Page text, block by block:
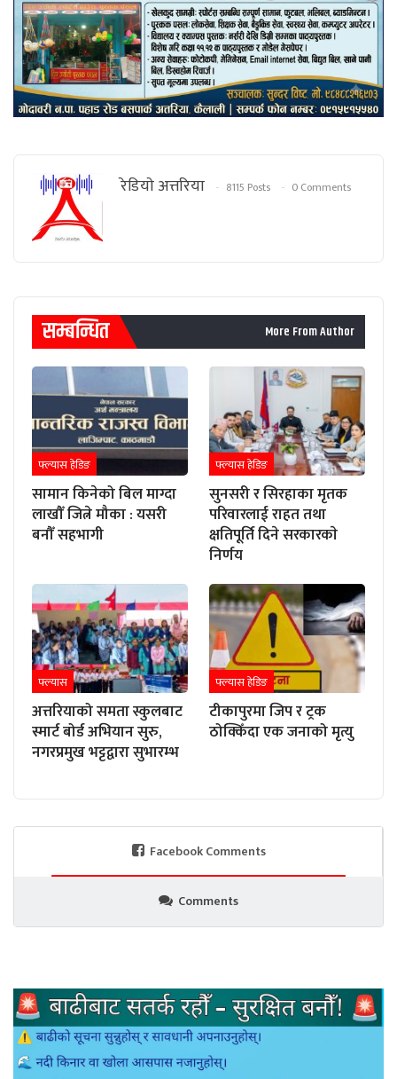
रेडियाे अत्तरिया 8115 Posts 0 Comments
सम्बन्धित More From Author
फ्ल्यास हेडिङ
सामान किनेको बिल माग्दा
लाखौँ जित्ने मौका : यसरी
बनौँ सहभागी
फ्ल्यास हेडिङ
सुनसरी र सिरहाका मृतक
परिवारलाई राहत तथा
क्षतिपूर्ति दिने सरकारकाे
निर्णय
फ्ल्यास
अत्तरियाको समता स्कुलबाट
स्मार्ट बोर्ड अभियान सुरु,
नगरप्रमुख भट्टद्वारा सुभारम्भ
फ्ल्यास हेडिङ
टीकापुरमा जिप र ट्रक
ठोक्किँदा एक जनाको मृत्यु
Facebook Comments
Comments